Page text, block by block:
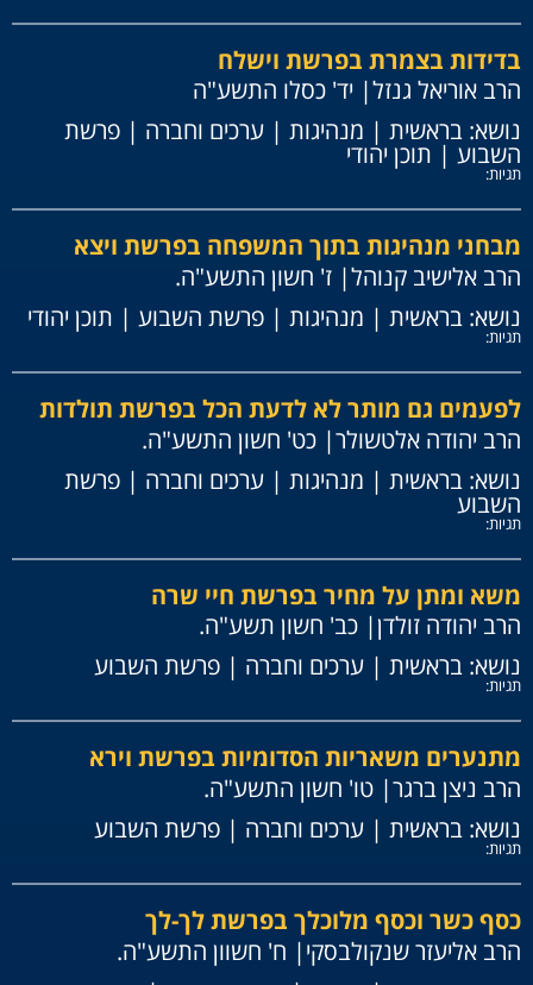
בדידות בצמרת בפרשת וישלח
הרב אוריאל גנזל| יד' כסלו התשע"ה
נושא: בראשית | מנהיגות | ערכים וחברה | פרשת
השבוע | תוכן יהודי
תגיות:
מבחני מנהיגות בתוך המשפחה בפרשת ויצא
הרב אלישיב קנוהל| ז' חשון התשע"ה.
נושא: בראשית | מנהיגות | פרשת השבוע | תוכן יהודי
תגיות:
לפעמים גם מותר לא לדעת הכל בפרשת תולדות
הרב יהודה אלטשולר| כט' חשון התשע"ה.
נושא: בראשית | מנהיגות | ערכים וחברה | פרשת
השבוע
תגיות:
משא ומתן על מחיר בפרשת חיי שרה
הרב יהודה זולדן| כב' חשון תשע"ה.
נושא: בראשית | ערכים וחברה | פרשת השבוע
תגיות:
מתנערים משאריות הסדומיות בפרשת וירא
הרב ניצן ברגר| טו' חשון התשע"ה.
נושא: בראשית | ערכים וחברה | פרשת השבוע
תגיות:
כסף כשר וכסף מלוכלך בפרשת לך-לך
הרב אליעזר שנקולבסקי| ח' חשוון התשע"ה.